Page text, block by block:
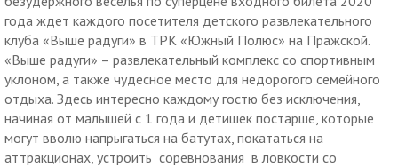
года ждет каждого посетителя детского развлекательного
клуба «Выше радуги» в ТРК «Южный Полюс» на Пражской.
«Выше радуги» – развлекательный комплекс со спортивным
уклоном, а также чудесное место для недорогого семейного
отдыха. Здесь интересно каждому гостю без исключения,
начиная от малышей с 1 года и детишек постарше, которые
могут вволю напрыгаться на батутах, покататься на
аттракционах, устроить соревнования в ловкости со